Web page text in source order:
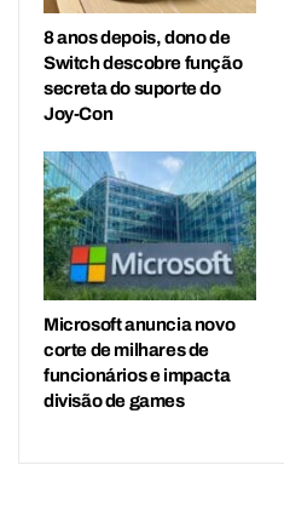
8 anos depois, dono de
Switch descobre função
secreta do suporte do
Joy-Con
Microsoft anuncia novo
corte de milhares de
funcionários e impacta
divisão de games